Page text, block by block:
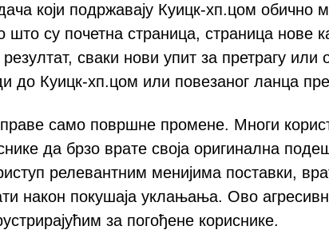
који подржавају Куицк-хп.цом
што су почетна страница, страница нове
сваки нови упит за претрагу или
до Куицк-хп.цом или повезаног ланца
само површне промене. Многи
да брзо врате своја оригинална
релевантним менијима поставки,
након покушаја уклањања. Ово
за погођене кориснике.